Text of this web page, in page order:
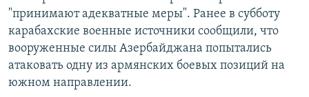
"принимают адекватные меры". Ранее в субботу
карабахские военные источники сообщили, что
вооруженные силы Азербайджана попытались
атаковать одну из армянских боевых позиций на
южном направлении.